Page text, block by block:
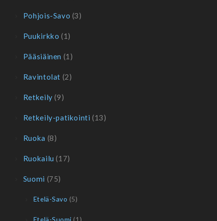
Pohjois-Savo (3)
Puukirkko (1)
Pääsiäinen (1)
Ravintolat (2)
Retkeily (9)
Retkeily-patikointi (13)
Ruoka (8)
Ruokailu (17)
Suomi (75)
Etelä-Savo (5)
Etelä-Suomi (1)